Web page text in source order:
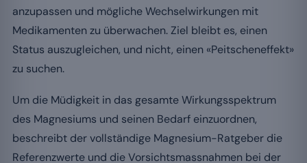
anzupassen und mögliche Wechselwirkungen mit
Medikamenten zu überwachen. Ziel bleibt es, einen
Status auszugleichen, und nicht, einen «Peitscheneffekt»
zu suchen.
Um die Müdigkeit in das gesamte Wirkungsspektrum
des Magnesiums und seinen Bedarf einzuordnen,
beschreibt der vollständige Magnesium-Ratgeber die
Referenzwerte und die Vorsichtsmassnahmen bei der